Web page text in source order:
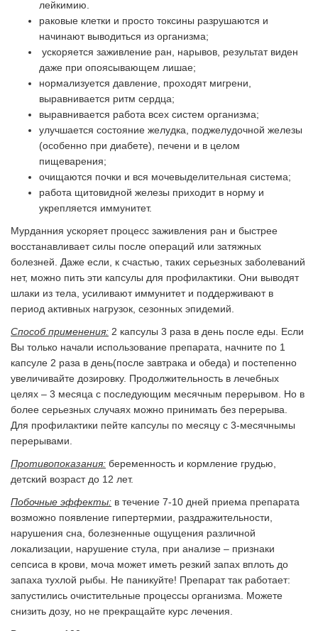
лейкимию.
раковые клетки и просто токсины разрушаются и
начинают выводиться из организма;
ускоряется заживление ран, нарывов, результат виден
даже при опоясывающем лишае;
нормализуется давление, проходят мигрени,
выравнивается ритм сердца;
выравнивается работа всех систем организма;
улучшается состояние желудка, поджелудочной железы
(особенно при диабете), печени и в целом
пищеварения;
очищаются почки и вся мочевыделительная система;
работа щитовидной железы приходит в норму и
укрепляется иммунитет.
Мурданния ускоряет процесс заживления ран и быстрее
восстанавливает силы после операций или затяжных
болезней. Даже если, к счастью, таких серьезных заболеваний
нет, можно пить эти капсулы для профилактики. Они выводят
шлаки из тела, усиливают иммунитет и поддерживают в
период активных нагрузок, сезонных эпидемий.
Способ применения: 2 капсулы 3 раза в день после еды. Если
Вы только начали использование препарата, начните по 1
капсуле 2 раза в день(после завтрака и обеда) и постепенно
увеличивайте дозировку. Продолжительность в лечебных
целях – 3 месяца с последующим месячным перерывом. Но в
более серьезных случаях можно принимать без перерыва.
Для профилактики пейте капсулы по месяцу с 3-месячнымы
перерывами.
Противопоказания: беременность и кормление грудью,
детский возраст до 12 лет.
Побочные эффекты: в течение 7-10 дней приема препарата
возможно появление гипертермии, раздражительности,
нарушения сна, болезненные ощущения различной
локализации, нарушение стула, при анализе – признаки
сепсиса в крови, моча может иметь резкий запах вплоть до
запаха тухлой рыбы. Не паникуйте! Препарат так работает:
запустились очистительные процессы организма. Можете
снизить дозу, но не прекращайте курс лечения.